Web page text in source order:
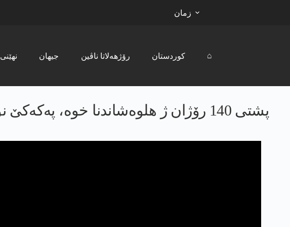
زمان
نھێنی جیھان رۆژھەلاتا ناڤین کوردستان ⌂
پشتی 140 رۆژان ژ هلوەشاندنا خوە، پەکەکێ نووچەیا مرنا 156 جوانێن کورد گھاندیە مالێن وان